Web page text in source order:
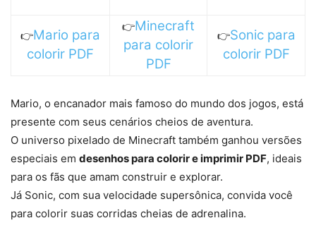
👉Mario para
colorir PDF
👉Minecraft
para colorir
PDF
👉Sonic para
colorir PDF
Mario, o encanador mais famoso do mundo dos jogos, está
presente com seus cenários cheios de aventura.
O universo pixelado de Minecraft também ganhou versões
especiais em desenhos para colorir e imprimir PDF, ideais
para os fãs que amam construir e explorar.
Já Sonic, com sua velocidade supersônica, convida você
para colorir suas corridas cheias de adrenalina.